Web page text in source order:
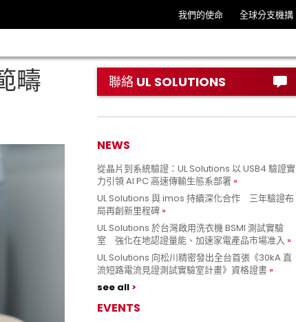
我們的使命 全球分支機搆
疇 聯絡 UL SOLUTIONS
NEWS
從晶片到系統驗證：UL Solutions 以 USB4 驗證實
力引領 AI PC 高速傳輸生態系部署
UL Solutions 與 imos 持續深化合作 三年驗證布
局再創新里程碑
UL Solutions 於台灣啟用洗衣機 BSMI 測試實驗
室 強化在地認證量能、加速家電產品市場准入
UL Solutions 向松川精密發出全台首張《30kA 直
流短路電流見證測試實驗室計畫》資格證書
see all
EVENTS